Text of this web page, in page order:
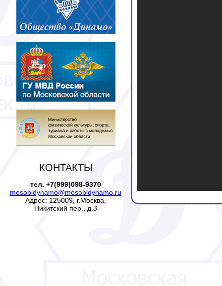
КОНТАКТЫ
тел. +7(999)098-9370
mosobldynamo@mosobldynamo.ru
Адрес: 125009, г.Москва,
Никитский пер., д.3